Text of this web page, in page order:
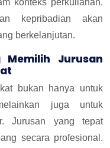
kepribadian akan
berkelanjutan.
Memilih Jurusan
bukan hanya untuk
juga untuk
Jurusan yang tepat
secara profesional.